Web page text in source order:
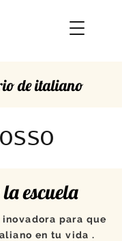
de italiano
la escuela
inovadora para que
en tu vida .